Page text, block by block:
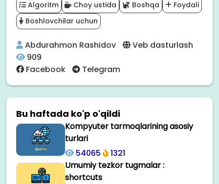
Algoritm
Choy ustida Boshqa
Foydali
Boshlovchilar uchun
Abdurahmon Rashidov
Veb dasturlash
909
Facebook
Telegram
Bu haftada ko'p o'qildi
Kompyuter tarmoqlarining asosiy
turlari
54065
1321
Umumiy tezkor tugmalar :
shortcuts